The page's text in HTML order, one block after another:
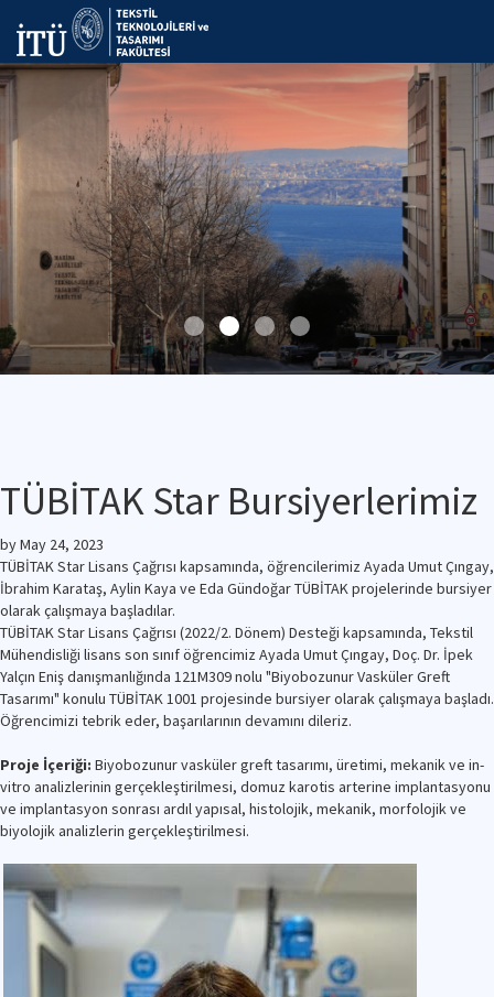
TÜBİTAK Star Bursiyerlerimiz
byMay 24, 2023
TÜBİTAK Star Lisans Çağrısı kapsamında, öğrencilerimiz Ayada Umut Çıngay,
İbrahim Karataş, Aylin Kaya ve Eda Gündoğar TÜBİTAK projelerinde bursiyer
olarak çalışmaya başladılar.
TÜBİTAK Star Lisans Çağrısı (2022/2. Dönem) Desteği kapsamında, Tekstil
Mühendisliği lisans son sınıf öğrencimiz Ayada Umut Çıngay, Doç. Dr. İpek
Yalçın Eniş danışmanlığında 121M309 nolu "Biyobozunur Vasküler Greft
Tasarımı" konulu TÜBİTAK 1001 projesinde bursiyer olarak çalışmaya başladı.
Öğrencimizi tebrik eder, başarılarının devamını dileriz.
Proje İçeriği: Biyobozunur vasküler greft tasarımı, üretimi, mekanik ve in-
vitro analizlerinin gerçekleştirilmesi, domuz karotis arterine implantasyonu
ve implantasyon sonrası ardıl yapısal, histolojik, mekanik, morfolojik ve
biyolojik analizlerin gerçekleştirilmesi.